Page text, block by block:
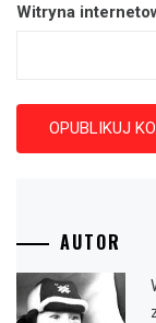
Witryna
AUTOR